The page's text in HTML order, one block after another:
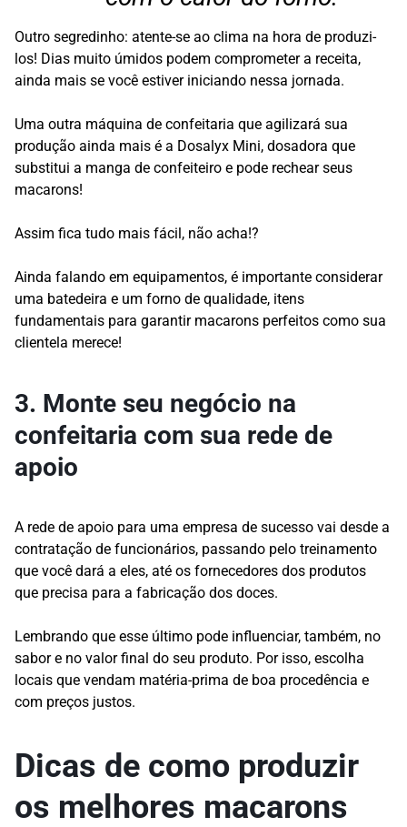
Outro segredinho: atente-se ao clima na hora de produzi-
los! Dias muito úmidos podem comprometer a receita,
ainda mais se você estiver iniciando nessa jornada.
Uma outra máquina de confeitaria que agilizará sua
produção ainda mais é a Dosalyx Mini, dosadora que
substitui a manga de confeiteiro e pode rechear seus
macarons!
Assim fica tudo mais fácil, não acha!?
Ainda falando em equipamentos, é importante considerar
uma batedeira e um forno de qualidade, itens
fundamentais para garantir macarons perfeitos como sua
clientela merece!
3. Monte seu negócio na
confeitaria com sua rede de
apoio
A rede de apoio para uma empresa de sucesso vai desde a
contratação de funcionários, passando pelo treinamento
que você dará a eles, até os fornecedores dos produtos
que precisa para a fabricação dos doces.
Lembrando que esse último pode influenciar, também, no
sabor e no valor final do seu produto. Por isso, escolha
locais que vendam matéria-prima de boa procedência e
com preços justos.
Dicas de como produzir
os melhores macarons